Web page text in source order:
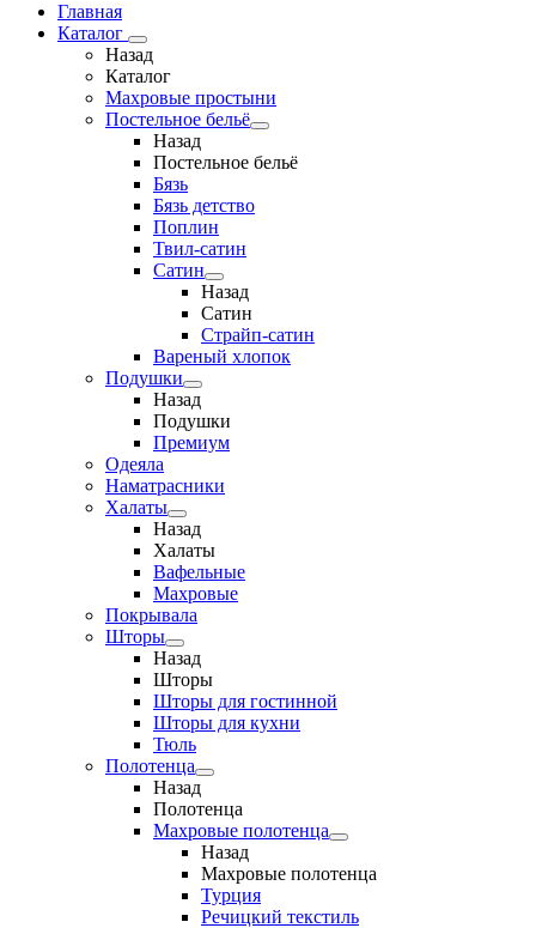
Главная
Каталог
Назад
Каталог
Махровые простыни
Постельное бельё
Назад
Постельное бельё
Бязь
Бязь детство
Поплин
Твил-сатин
Сатин
Назад
Сатин
Страйп-сатин
Вареный хлопок
Подушки
Назад
Подушки
Премиум
Одеяла
Наматрасники
Халаты
Назад
Халаты
Вафельные
Махровые
Покрывала
Шторы
Назад
Шторы
Шторы для гостинной
Шторы для кухни
Тюль
Полотенца
Назад
Полотенца
Махровые полотенца
Назад
Махровые полотенца
Турция
Речицкий текстиль